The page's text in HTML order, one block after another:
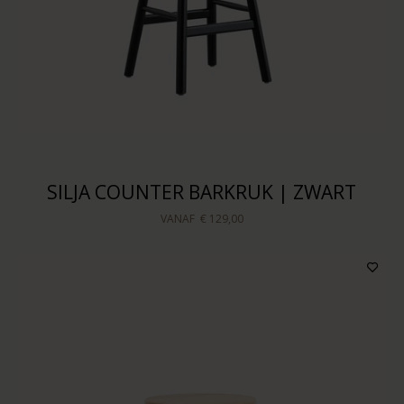
SILJA COUNTER BARKRUK | ZWART
VANAF € 129,00